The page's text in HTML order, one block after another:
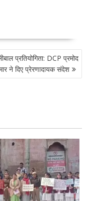
प्रतियोगिता: DCP प्रमोद
ने दिए प्रेरणादायक संदेश